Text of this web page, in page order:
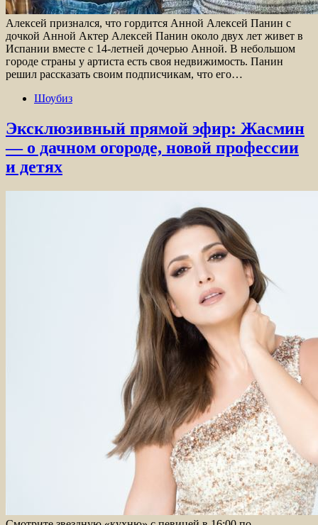
Алексей признался, что гордится Анной Алексей Панин с
дочкой Анной Актер Алексей Панин около двух лет живет в
Испании вместе с 14-летней дочерью Анной. В небольшом
городе страны у артиста есть своя недвижимость. Панин
решил рассказать своим подписчикам, что его…
Шоубиз
Эксклюзивный прямой эфир: Жасмин
— о дачном огороде, новой профессии
и детях